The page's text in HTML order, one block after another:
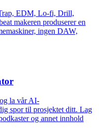
EDM, Lo-fi, Drill,
makeren produserer en
ingen DAW,
la vår AI-
spor til prosjektet ditt. Lag
og annet innhold